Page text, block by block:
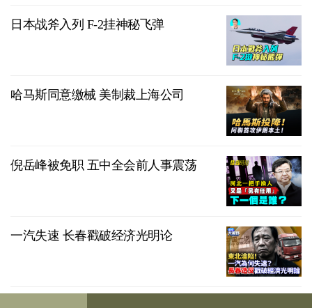
日本战斧入列 F-2挂神秘飞弹
哈马斯同意缴械 美制裁上海公司
倪岳峰被免职 五中全会前人事震荡
一汽失速 长春戳破经济光明论